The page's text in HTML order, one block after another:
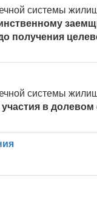
системы
получения
системы
в долевом